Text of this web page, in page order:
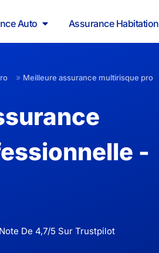
Auto Assurance Habitation
» Meilleure assurance multirisque pro
-
Note De 4,7/5 Sur Trustpilot